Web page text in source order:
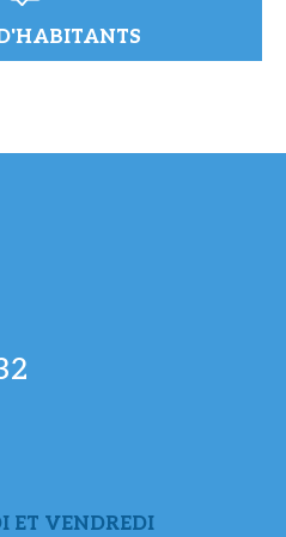
ET VENDREDI